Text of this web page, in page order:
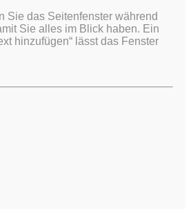
Sie das Seitenfenster während
Sie alles im Blick haben. Ein
hinzufügen“ lässt das Fenster